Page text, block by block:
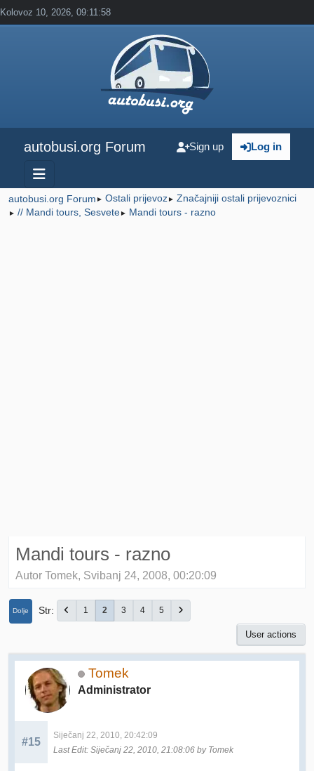
Kolovoz 10, 2026, 09:11:58
autobusi.org Forum Log in
Sign up
autobusi.org Forum ► Ostali prijevoz► Značajniji ostali prijevoznici
► // Mandi tours, Sesvete► Mandi tours - razno
Mandi tours - razno
Autor Tomek, Svibanj 24, 2008, 00:20:09
Dolje Str 1 2 3 4 5
User actions
Tomek
Administrator
#15
Siječanj 22, 2010, 20:42:09
Last Edit: Siječanj 22, 2010, 21:08:06 by Tomek